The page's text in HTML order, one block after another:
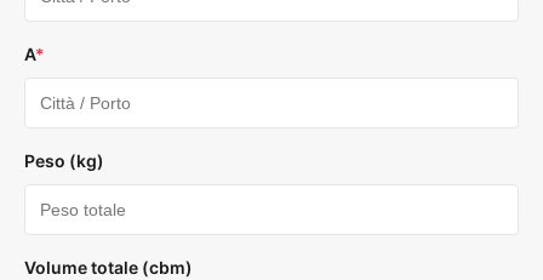
A*
Peso (kg)
Volume totale (cbm)